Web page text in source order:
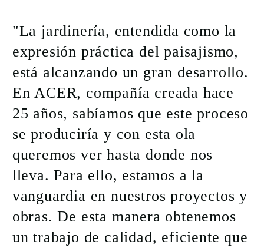
"La jardinería, entendida como la
expresión práctica del paisajismo,
está alcanzando un gran desarrollo.
En ACER, compañía creada hace
25 años, sabíamos que este proceso
se produciría y con esta ola
queremos ver hasta donde nos
lleva. Para ello, estamos a la
vanguardia en nuestros proyectos y
obras. De esta manera obtenemos
un trabajo de calidad, eficiente que